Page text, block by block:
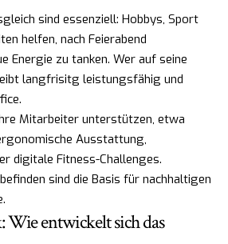
sind essenziell: Hobbys, Sport
helfen, nach Feierabend
Energie zu tanken. Wer auf seine
langfrisitg leistungsfähig und
Mitarbeiter unterstützen, etwa
Ausstattung,
digitale Fitness-Challenges.
sind die Basis für nachhaltigen
Wie entwickelt sich das